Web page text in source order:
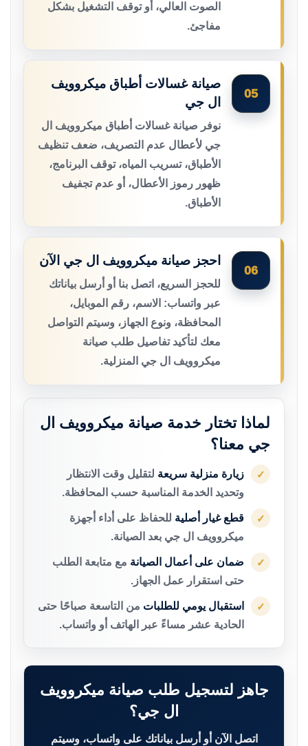
الصوت العالي، أو توقف التشغيل بشكل
مفاجئ.
05
صيانة غسالات أطباق ميكروويف
ال جي
نوفر صيانة غسالات أطباق ميكروويف ال
جي لأعطال عدم التصريف، ضعف تنظيف
الأطباق، تسريب المياه، توقف البرنامج،
ظهور رموز الأعطال، أو عدم تجفيف
الأطباق.
06
احجز صيانة ميكروويف ال جي الآن
للحجز السريع، اتصل بنا أو أرسل بياناتك
عبر واتساب: الاسم، رقم الموبايل،
المحافظة، ونوع الجهاز، وسيتم التواصل
معك لتأكيد تفاصيل طلب صيانة
ميكروويف ال جي المنزلية.
لماذا تختار خدمة صيانة ميكروويف ال
جي معنا؟
✓ زيارة منزلية سريعة لتقليل وقت الانتظار
وتحديد الخدمة المناسبة حسب المحافظة.
✓ قطع غيار أصلية للحفاظ على أداء أجهزة
ميكروويف ال جي بعد الصيانة.
✓ ضمان على أعمال الصيانة مع متابعة الطلب
حتى استقرار عمل الجهاز.
✓ استقبال يومي للطلبات من التاسعة صباحًا حتى
الحادية عشر مساءً عبر الهاتف أو واتساب.
جاهز لتسجيل طلب صيانة ميكروويف
ال جي؟
اتصل الآن أو أرسل بياناتك على واتساب، وسيتم